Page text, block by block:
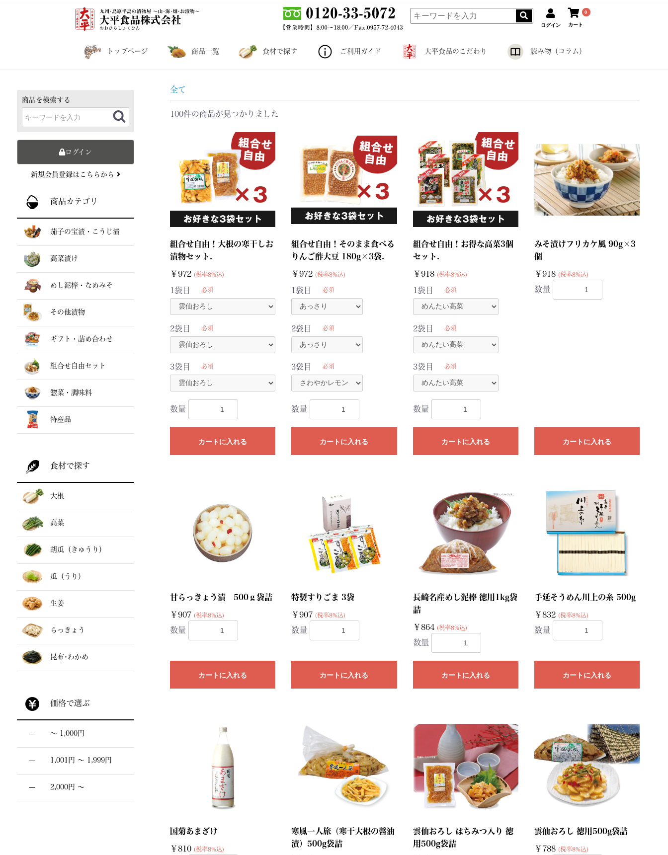
ログイン
0
カート
トップページ 商品一覧 食材で探す ご利用ガイド 大平食品のこだわり 読み物（コラム）
商品を検索する
ログイン
新規会員登録はこちらから
商品カテゴリ
茄子の宝漬・こうじ漬
高菜漬け
めし泥棒・なめみそ
その他漬物
ギフト・詰め合わせ
組合せ自由セット
惣菜・調味料
特産品
食材で探す
大根
高菜
胡瓜（きゅうり）
瓜（うり）
生姜
らっきょう
昆布･わかめ
価格で選ぶ
〜 1,000円
1,001円 〜 1,999円
2,000円 〜
全て
100件の商品が見つかりました
組合せ自由！大根の寒干しお
漬物セット.
￥972 (税率8%込)
1袋目 必須
2袋目 必須
3袋目 必須
数量
カートに入れる
組合せ自由！そのまま食べる
りんご酢大豆 180g×3袋.
￥972 (税率8%込)
1袋目 必須
2袋目 必須
3袋目 必須
数量
カートに入れる
組合せ自由！お得な高菜3個
セット.
￥918 (税率8%込)
1袋目 必須
2袋目 必須
3袋目 必須
数量
カートに入れる
みそ漬けフリカケ風 90g×3
個
￥918 (税率8%込)
数量
カートに入れる
甘らっきょう漬 500ｇ袋詰
￥907 (税率8%込)
数量
カートに入れる
特製すりごま 3袋
￥907 (税率8%込)
数量
カートに入れる
長崎名産めし泥棒 徳用1kg袋
詰
￥864 (税率8%込)
数量
カートに入れる
手延そうめん川上の糸 500g
￥832 (税率8%込)
数量
カートに入れる
国菊あまざけ
￥810 (税率8%込)
寒風一人旅（寒干大根の醤油
漬）500g袋詰
雲仙おろし はちみつ入り 徳
用500g袋詰
雲仙おろし 徳用500g袋詰
￥788 (税率8%込)